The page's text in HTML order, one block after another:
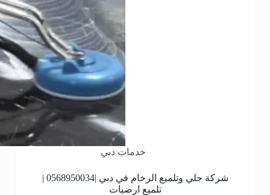
خدمات دبي
شركة جلي وتلميع الرخام في دبي |0568950034 |
تلميع ارضيات